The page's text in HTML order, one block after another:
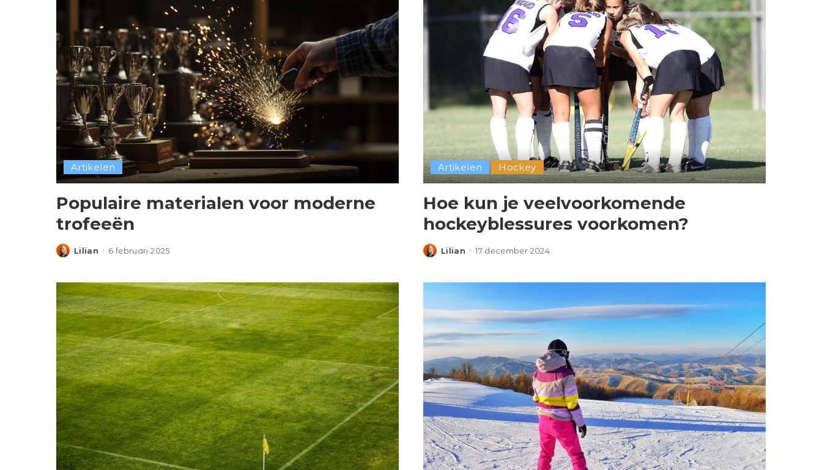
Artikelen
Populaire materialen voor moderne
trofeeën
Posted
Lilian 6 februari 2025
Artikelen Hockey
Hoe kun je veelvoorkomende
hockeyblessures voorkomen?
Posted
Lilian 17 december 2024